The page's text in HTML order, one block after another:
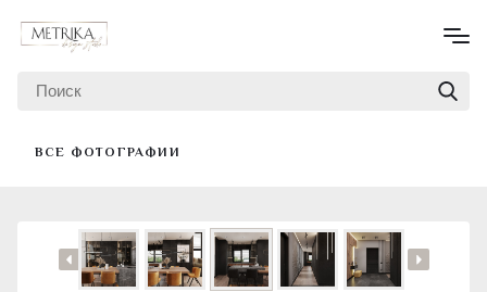
ВСЕ ФОТОГРАФИИ